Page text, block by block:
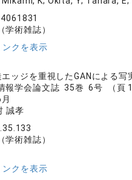
学術雑誌）
ンクを表示
ッジを重視したGANによる写
報学会論文誌 35巻 6号 （頁
誠孝
学術雑誌）
ンクを表示